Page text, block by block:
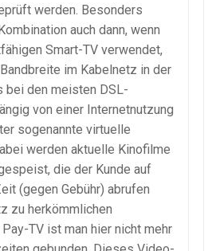
werden. Besonders
auch dann, wenn
Smart-TV verwendet,
im Kabelnetz in der
bei den meisten DSL-
von einer Internetnutzung
sogenannte virtuelle
werden aktuelle Kinofilme
die der Kunde auf
(gegen Gebühr) abrufen
zu herkömmlichen
TV ist man hier nicht mehr